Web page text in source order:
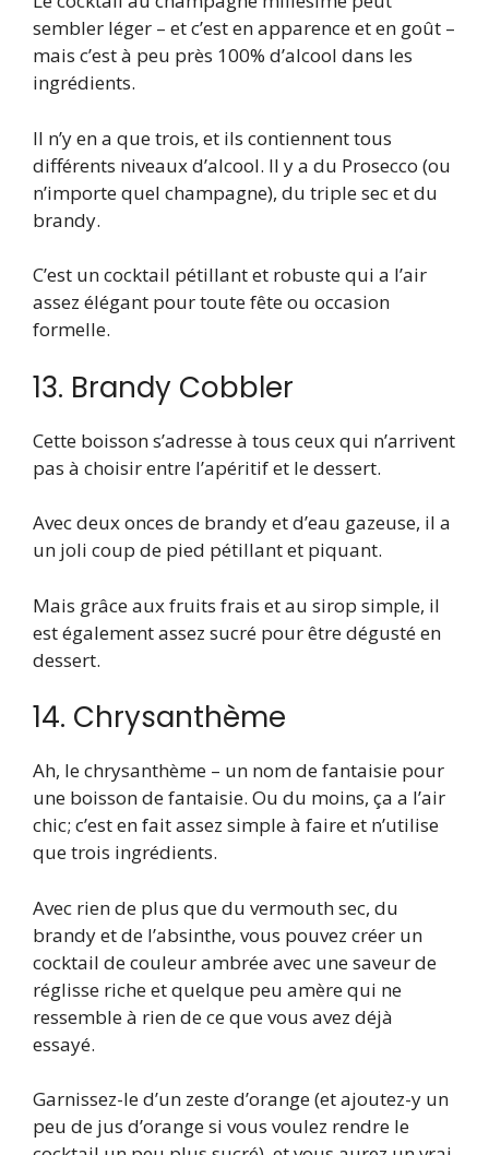
sembler léger – et c’est en apparence et en goût –
mais c’est à peu près 100% d’alcool dans les
ingrédients.
Il n’y en a que trois, et ils contiennent tous
différents niveaux d’alcool. Il y a du Prosecco (ou
n’importe quel champagne), du triple sec et du
brandy.
C’est un cocktail pétillant et robuste qui a l’air
assez élégant pour toute fête ou occasion
formelle.
13. Brandy Cobbler
Cette boisson s’adresse à tous ceux qui n’arrivent
pas à choisir entre l’apéritif et le dessert.
Avec deux onces de brandy et d’eau gazeuse, il a
un joli coup de pied pétillant et piquant.
Mais grâce aux fruits frais et au sirop simple, il
est également assez sucré pour être dégusté en
dessert.
14. Chrysanthème
Ah, le chrysanthème – un nom de fantaisie pour
une boisson de fantaisie. Ou du moins, ça a l’air
chic; c’est en fait assez simple à faire et n’utilise
que trois ingrédients.
Avec rien de plus que du vermouth sec, du
brandy et de l’absinthe, vous pouvez créer un
cocktail de couleur ambrée avec une saveur de
réglisse riche et quelque peu amère qui ne
ressemble à rien de ce que vous avez déjà
essayé.
Garnissez-le d’un zeste d’orange (et ajoutez-y un
peu de jus d’orange si vous voulez rendre le